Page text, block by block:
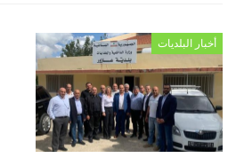
أخبار البلديات